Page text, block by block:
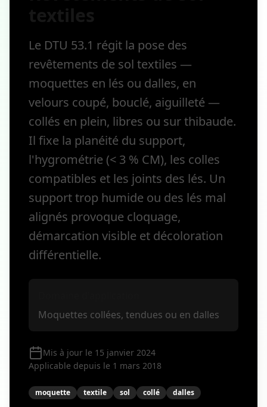
Le DTU 53.1 régit la pose des
revêtements de sol textiles —
moquettes en lés ou dalles, en
velours coupé, bouclé, aiguilleté —
collés en plein, libres ou sur thibaude.
Il fixe la planéité du support,
l'hygrométrie (< 3 % CM), les colles
compatibles et les joints des lés. Un
support trop humide ou des lés mal
alignés provoque cloquage,
démarcation visible et décoloration
différentielle.
Moquettes collées, tendues ou en dalles
Mis à jour le 15 janvier 2024
Applicable depuis le 1 mars 2018
moquette textile sol collé dalles